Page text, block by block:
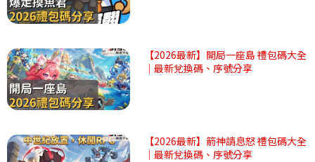
【2026最新】開局一座島 禮包碼大全
｜最新兌換碼、序號分享
【2026最新】箭神請息怒 禮包碼大全
｜最新兌換碼、序號分享